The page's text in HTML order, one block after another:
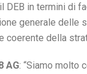
in termini di
generale delle
della
AG: “Siamo molto